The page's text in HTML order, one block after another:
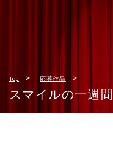
Top 応募作品
スマイルの一週間